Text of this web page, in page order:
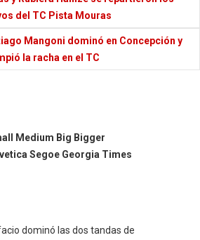
del TC Pista Mouras
Mangoni dominó en Concepción y
la racha en el TC
Medium Big Bigger
Segoe Georgia Times
dominó las dos tandas de